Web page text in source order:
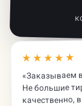
★★★★★
«Заказываем
Не большие
качественно,